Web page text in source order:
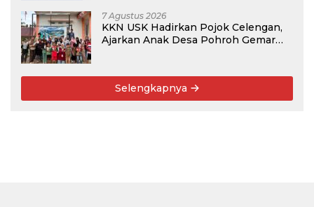
7 Agustus 2026
KKN USK Hadirkan Pojok Celengan,
Ajarkan Anak Desa Pohroh Gemar
Selengkapnya